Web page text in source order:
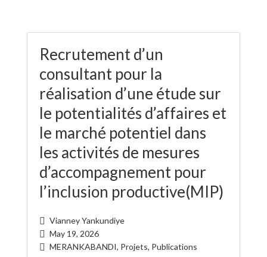
Recrutement d’un
consultant pour la
réalisation d’une étude sur
le potentialités d’affaires et
le marché potentiel dans
les activités de mesures
d’accompagnement pour
l’inclusion productive(MIP)
Vianney Yankundiye
May 19, 2026
MERANKABANDI, Projets, Publications